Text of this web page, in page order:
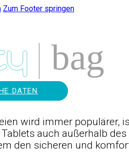
Zum Footer springen
DATEN
wird immer populärer,
auch außerhalb
den sicheren und